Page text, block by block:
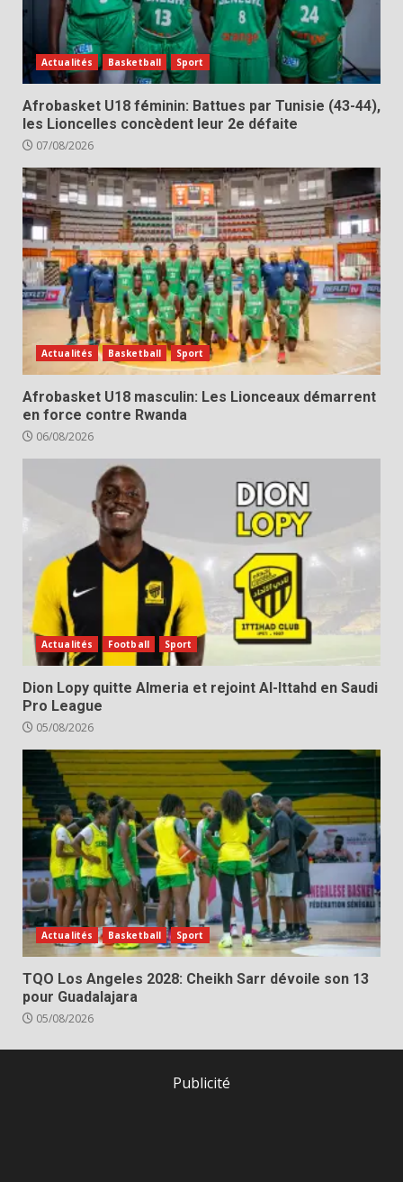
Actualités Basketball Sport
Afrobasket U18 féminin: Battues par Tunisie (43-44),
les Lioncelles concèdent leur 2e défaite
07/08/2026
Actualités Basketball Sport
Afrobasket U18 masculin: Les Lionceaux démarrent
en force contre Rwanda
06/08/2026
Actualités Football Sport
Dion Lopy quitte Almeria et rejoint Al-Ittahd en Saudi
Pro League
05/08/2026
Actualités Basketball Sport
TQO Los Angeles 2028: Cheikh Sarr dévoile son 13
pour Guadalajara
05/08/2026
Publicité